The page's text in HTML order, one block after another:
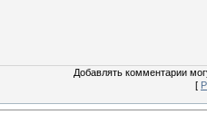
Добавлять комментарии
[